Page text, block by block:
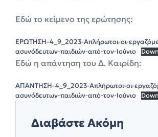
Εδώ το κείμενο της ερώτησης:
ΕΡΩΤΗΣΗ-4_9_2023-Απλήρωτοι-οι-
ασυνόδευτων-παιδιών-από-τον-Ιούνιο
Εδώ η απάντηση του Δ. Καιρίδη:
ΑΠΑΝΤΗΣΗ-4_9_2023-Απλήρωτοι-οι-
ασυνόδευτων-παιδιών-από-τον-Ιούνιο
Διαβάστε Ακόμη